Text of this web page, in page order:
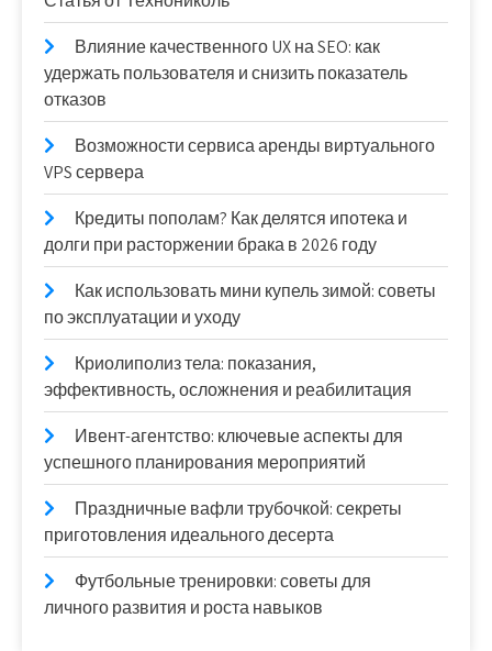
Влияние качественного UX на SEO: как
удержать пользователя и снизить показатель
отказов
Возможности сервиса аренды виртуального
VPS сервера
Кредиты пополам? Как делятся ипотека и
долги при расторжении брака в 2026 году
Как использовать мини купель зимой: советы
по эксплуатации и уходу
Криолиполиз тела: показания,
эффективность, осложнения и реабилитация
Ивент-агентство: ключевые аспекты для
успешного планирования мероприятий
Праздничные вафли трубочкой: секреты
приготовления идеального десерта
Футбольные тренировки: советы для
личного развития и роста навыков